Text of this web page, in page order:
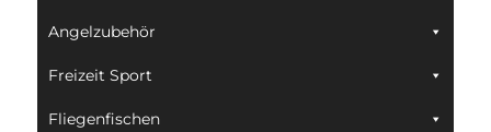
Angelzubehör
Freizeit Sport
Fliegenfischen